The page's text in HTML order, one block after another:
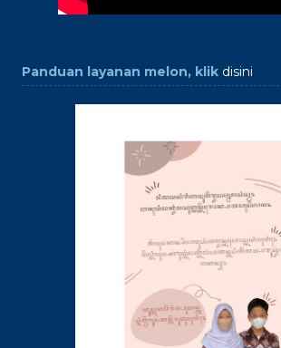
Panduan layanan melon, klik disini